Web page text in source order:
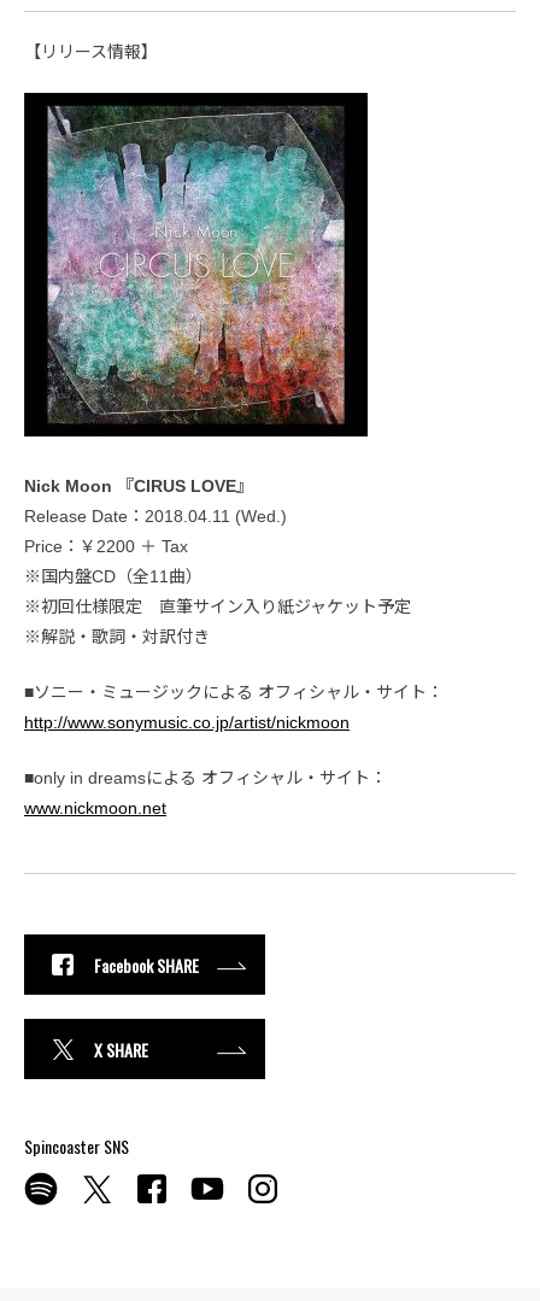
【リリース情報】
Nick Moon 『CIRUS LOVE』
Release Date：2018.04.11 (Wed.)
Price：￥2200 ＋ Tax
※国内盤CD（全11曲）
※初回仕様限定 直筆サイン入り紙ジャケット予定
※解説・歌詞・対訳付き
■ソニー・ミュージックによる オフィシャル・サイト：
http://www.sonymusic.co.jp/artist/nickmoon
■only in dreamsによる オフィシャル・サイト：
www.nickmoon.net
Facebook SHARE
X SHARE
Spincoaster SNS